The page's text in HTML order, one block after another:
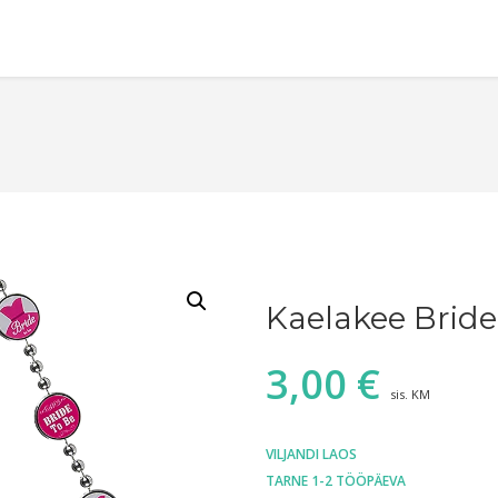
Kaelakee
3,00 € sis. KM
VILJANDI LAOS
TARNE 1-2 TÖÖPÄEVA